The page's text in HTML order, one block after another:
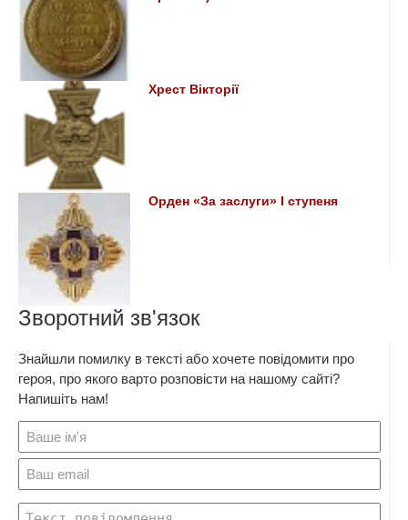
Хрест Вікторії
Орден «За заслуги» I ступеня
Зворотний зв'язок
Знайшли помилку в тексті або хочете повідомити про
героя, про якого варто розповісти на нашому сайті?
Напишіть нам!